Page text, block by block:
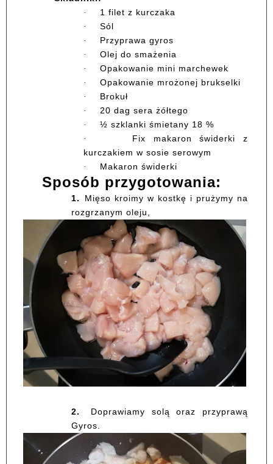
· 1 filet z kurczaka
· Sól
· Przyprawa gyros
· Olej do smażenia
· Opakowanie mini marchewek
· Opakowanie mrożonej brukselki
· Brokuł
· 20 dag sera żółtego
· ½ szklanki śmietany 18 %
·
Fix makaron świderki z
kurczakiem w sosie serowym
· Makaron świderki
Sposób przygotowania:
1.
Mięso kroimy w kostkę i prużymy na
rozgrzanym oleju,
2.
Doprawiamy solą oraz przyprawą
Gyros.